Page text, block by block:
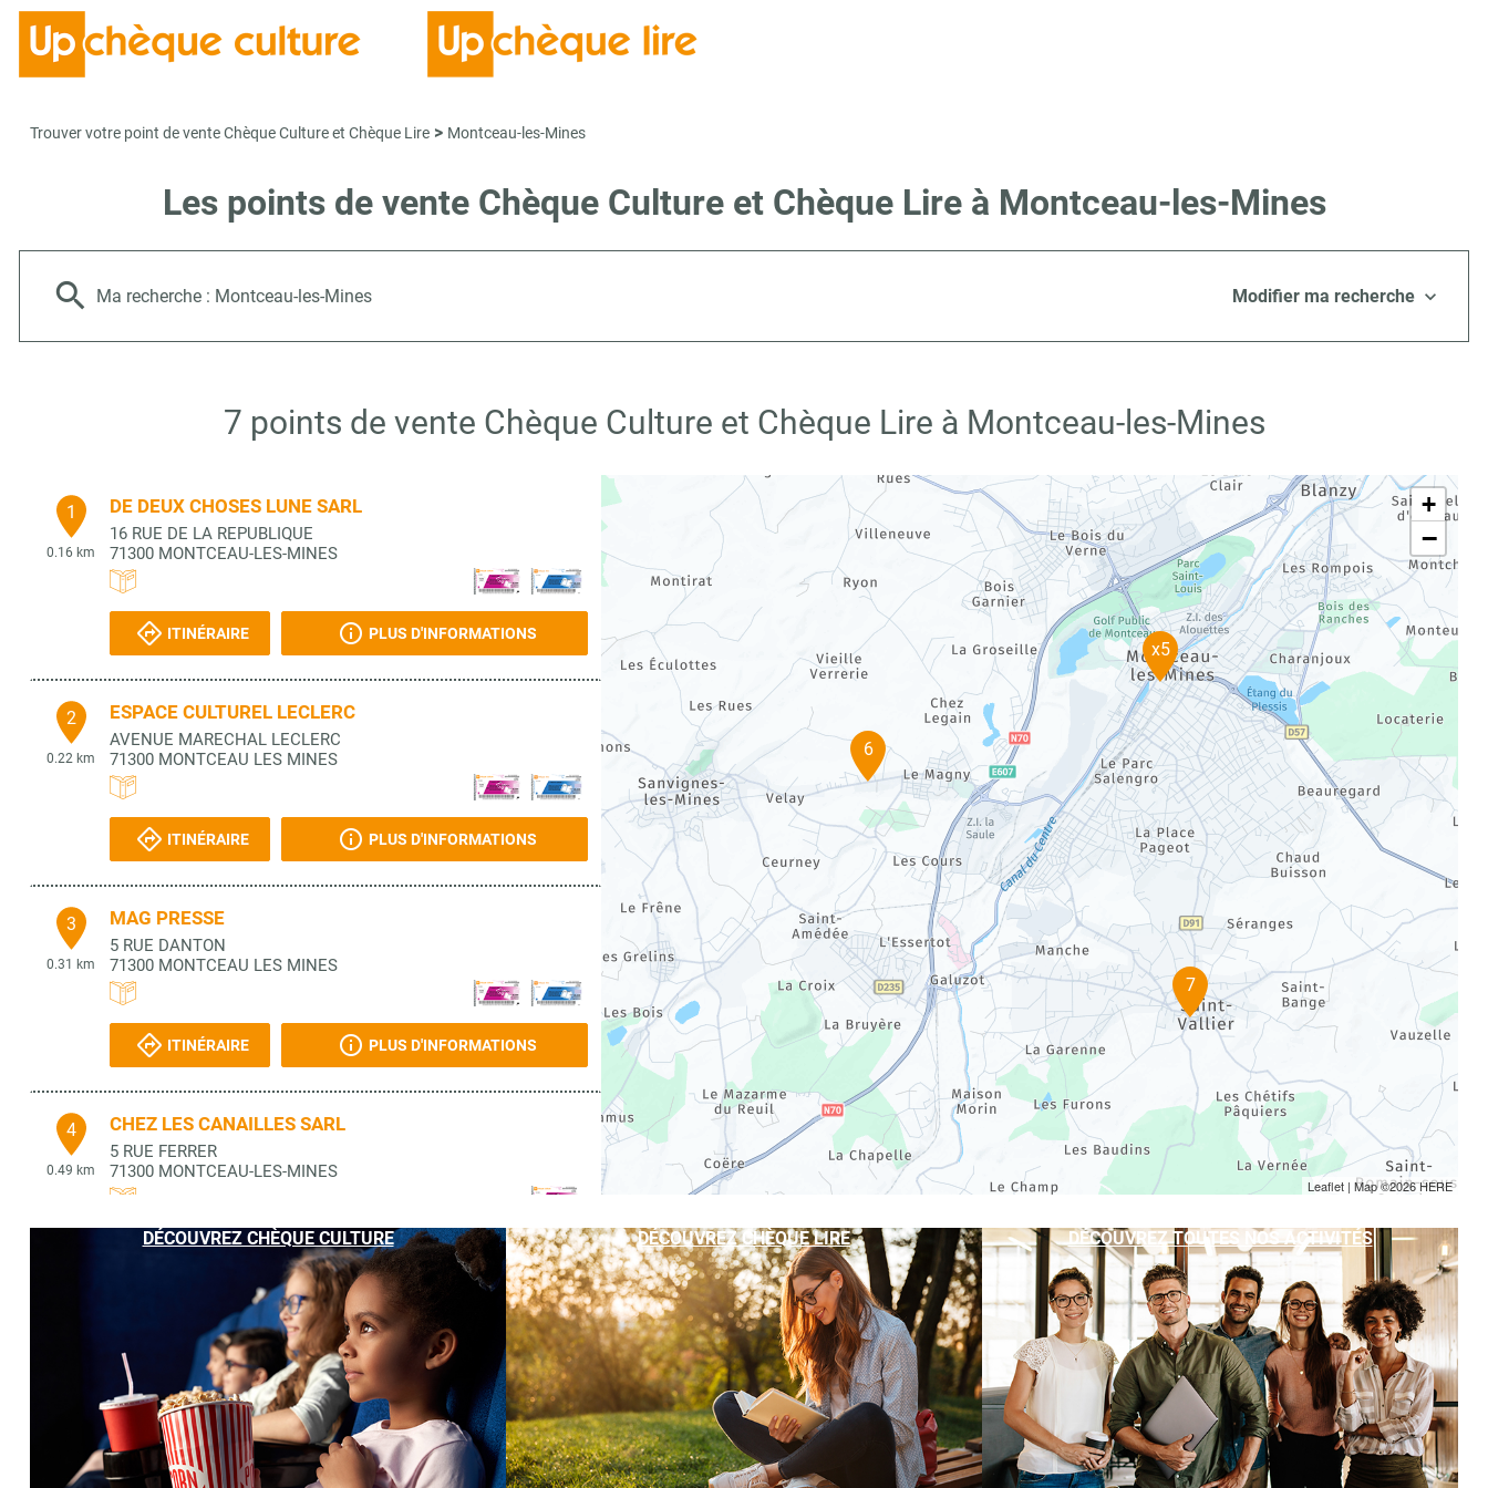
Trouver votre point de vente Chèque Culture et Chèque Lire > Montceau-les-Mines
Les points de vente Chèque Culture et Chèque Lire à Montceau-les-Mines
Ma recherche : Montceau-les-Mines Modifier ma recherche
7 points de vente Chèque Culture et Chèque Lire à Montceau-les-Mines
1
0.16 km
DE DEUX CHOSES LUNE SARL
16 RUE DE LA REPUBLIQUE
71300 MONTCEAU-LES-MINES
ITINÉRAIRE PLUS D'INFORMATIONS
2
0.22 km
ESPACE CULTUREL LECLERC
AVENUE MARECHAL LECLERC
71300 MONTCEAU LES MINES
ITINÉRAIRE PLUS D'INFORMATIONS
3
0.31 km
MAG PRESSE
5 RUE DANTON
71300 MONTCEAU LES MINES
ITINÉRAIRE PLUS D'INFORMATIONS
4
0.49 km
CHEZ LES CANAILLES SARL
5 RUE FERRER
71300 MONTCEAU-LES-MINES
ITINÉRAIRE PLUS D'INFORMATIONS
LIBRAIRIE PLACEMEDIA
25 RUE CARNOT
71300
MONTCEAU LES MINES
ITINÉRAIRE PLUS D'INFORMATIONS
7
6
x5
+
−
Leaflet | Map ©2026HERE
DÉCOUVREZ CHÈQUE CULTURE DÉCOUVREZ CHÈQUE LIRE DÉCOUVREZ TOUTES NOS ACTIVITÉS